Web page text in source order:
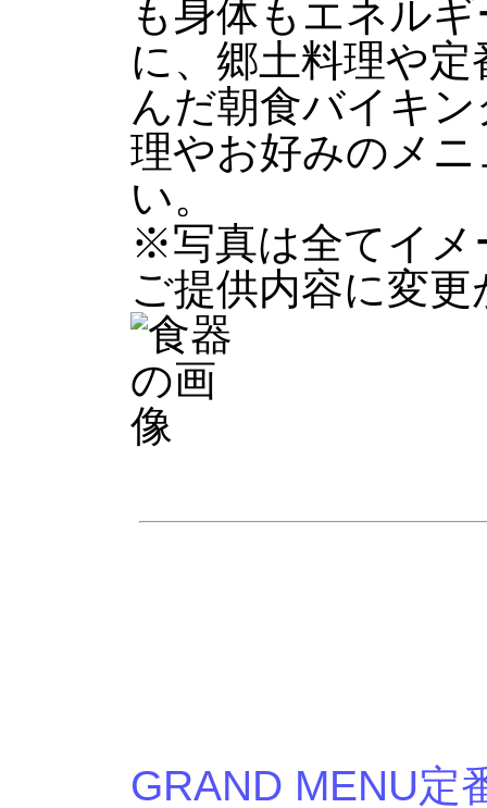
も身体もエネル
に、郷土料理や
んだ朝食バイキ
理やお好みのメ
い。
※写真は全てイメ
ご提供内容に変
GRAND MENU定